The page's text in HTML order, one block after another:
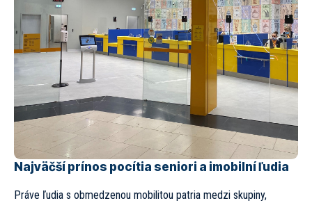
Najväčší prínos pocítia seniori a imobilní ľudia
Práve ľudia s obmedzenou mobilitou patria medzi skupiny,